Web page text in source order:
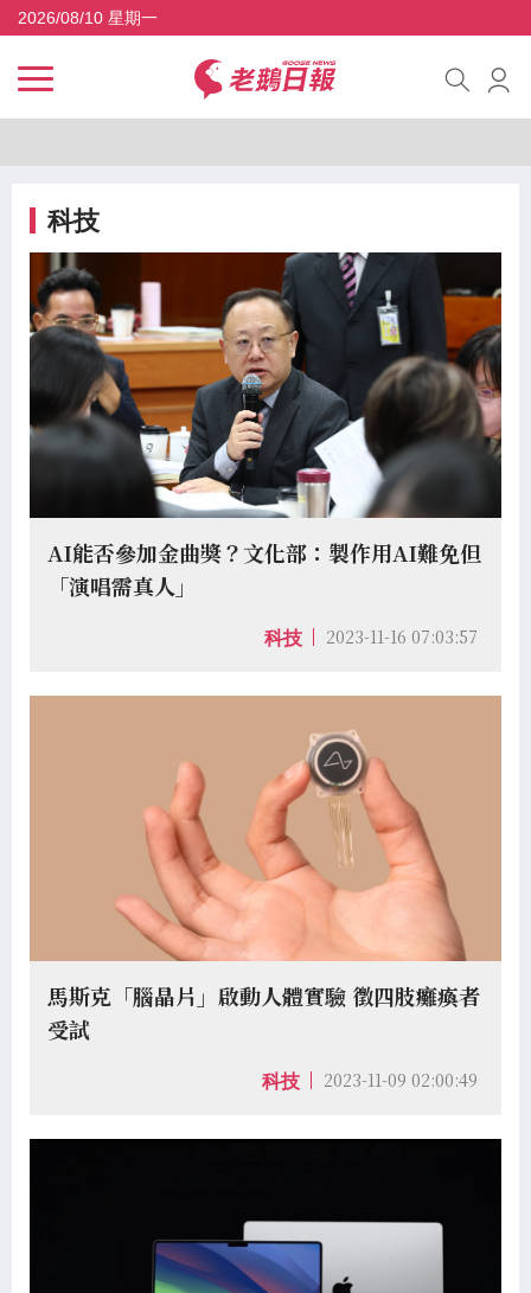
2026/08/10 星期一
科技
AI能否參加金曲獎？文化部：製作用AI難免但
「演唱需真人」
科技 2023-11-16 07:03:57
馬斯克「腦晶片」啟動人體實驗 徵四肢癱瘓者
受試
科技 2023-11-09 02:00:49